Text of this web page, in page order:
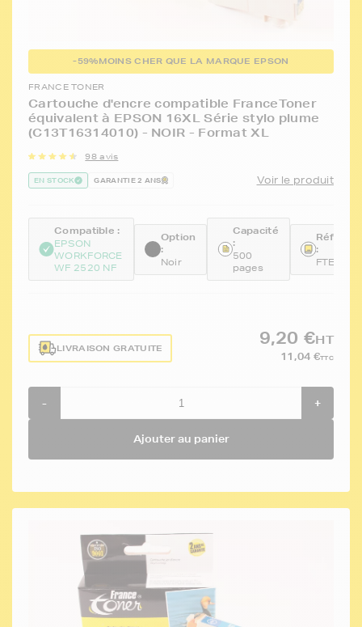
-59%MOINS CHER QUE LA MARQUE EPSON
FRANCE TONER
Cartouche d'encre compatible FranceToner
équivalent à EPSON 16XL Série stylo plume
(C13T16314010) - NOIR - Format XL
98 avis
EN STOCK GARANTIE 2 ANS Voir le produit
Compatible :
EPSON
WORKFORCE
WF 2520 NF
Option
:
Noir
Capacité
:
500
pages
:
LIVRAISON GRATUITE
9,20 €HT
11,04 €TTC
- +
Ajouter au panier